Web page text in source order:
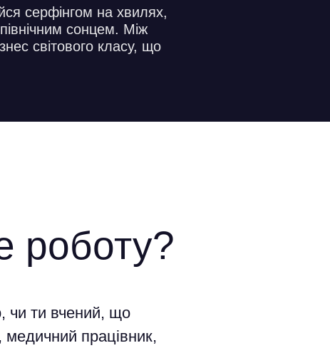
серфінгом на хвилях,
сонцем. Між
світового класу, що
роботу?
чи ти вчений, що
працівник,